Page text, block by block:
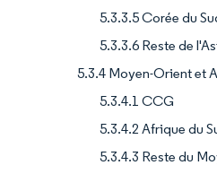
5.3.3.5 Corée du
5.3.3.6 Reste de
5.3.4 Moyen-Orient et
5.3.4.1 CCG
5.3.4.2 Afrique du
5.3.4.3 Reste du